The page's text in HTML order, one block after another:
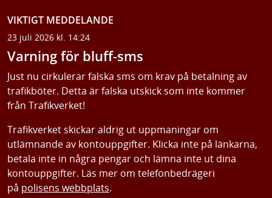
VIKTIGT MEDDELANDE
23 juli 2026 kl. 14:24
Varning för bluff-sms
Just nu cirkulerar falska sms om krav på betalning av
trafikböter. Detta är falska utskick som inte kommer
från Trafikverket!
Trafikverket skickar aldrig ut uppmaningar om
utlämnande av kontouppgifter. Klicka inte på länkarna,
betala inte in några pengar och lämna inte ut dina
kontouppgifter. Läs mer om telefonbedrägeri
på polisens webbplats.